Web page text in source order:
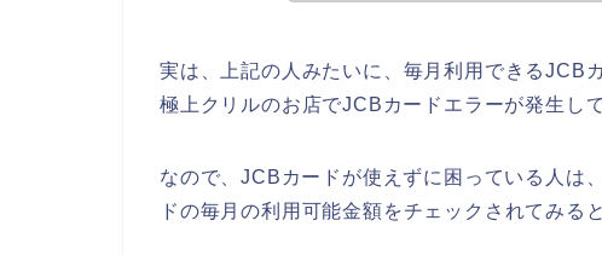
実は、上記の人みたいに、毎月利用できるJCB
極上クリルのお店でJCBカードエラーが発生し
なので、JCBカードが使えずに困っている人は
ドの毎月の利用可能金額をチェックされてみる